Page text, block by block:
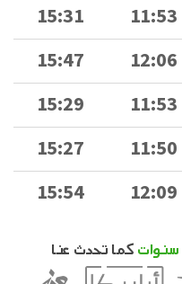
11:53
15:31
12:06
15:47
11:53
15:29
11:50
15:27
12:09
15:54
كما تحدث عنا